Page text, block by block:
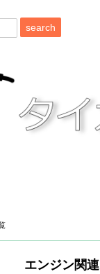
search
エンジン関連